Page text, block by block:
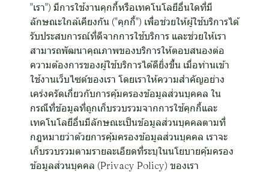
"เรา") มีการใช้งานคุกกี้หรือเทคโนโลยีอื่นใดที่มี
ลักษณะใกล้เคียงกัน ("คุกกี้") เพื่อช่วยให้ผู้ใช้บริการได้
รับประสบการณ์ที่ดีจากการใช้บริการ และช่วยให้เรา
สามารถพัฒนาคุณภาพของบริการให้ตอบสนองต่อ
ความต้องการของผู้ใช้บริการได้ดียิ่งขึ้น เมื่อท่านเข้า
ใช้งานเว็บไซต์ของเรา โดยเราให้ความสำคัญอย่าง
เคร่งครัดเกี่ยวกับการคุ้มครองข้อมูลส่วนบุคคล ใน
กรณีที่ข้อมูลที่ถูกเก็บรวบรวมจากการใช้คุกกี้และ
เทคโนโลยีอื่นมีลักษณะเป็นข้อมูลส่วนบุคคลตามที่
กฎหมายว่าด้วยการคุ้มครองข้อมูลส่วนบุคคล เราจะ
เก็บรวบรวมตามรายละเอียดที่ระบุในนโยบายคุ้มครอง
ข้อมูลส่วนบุคคล (Privacy Policy) ของเรา